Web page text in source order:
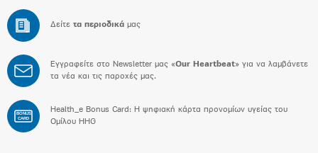
Δείτε τα περιοδικά μας
Εγγραφείτε στο Newsletter μας «Our Heartbeat» για να λαμβάνετε
τα νέα και τις παροχές μας.
BONUS
CARD
Health_e Bonus Card: H ψηφιακή κάρτα προνομίων υγείας του
Ομίλου HHG